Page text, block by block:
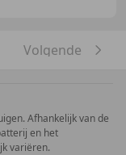
Volgende
Afhankelijk van de
en het
variëren.